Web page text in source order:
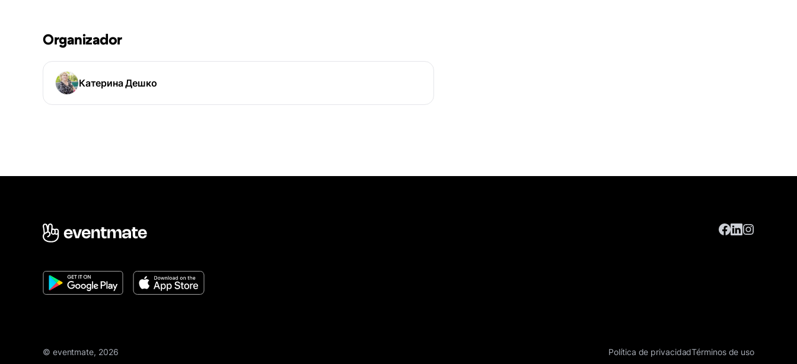
Organizador
Катерина Дешко
© eventmate, 2026 Política de privacidadTérminos de uso